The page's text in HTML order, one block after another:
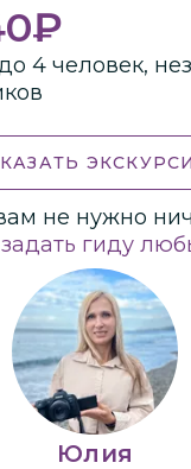
₽
4 человек,
не нужно
задать гиду
Юлия